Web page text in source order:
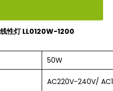
性灯 LL0120W-1200
50W
AC220V-240V/